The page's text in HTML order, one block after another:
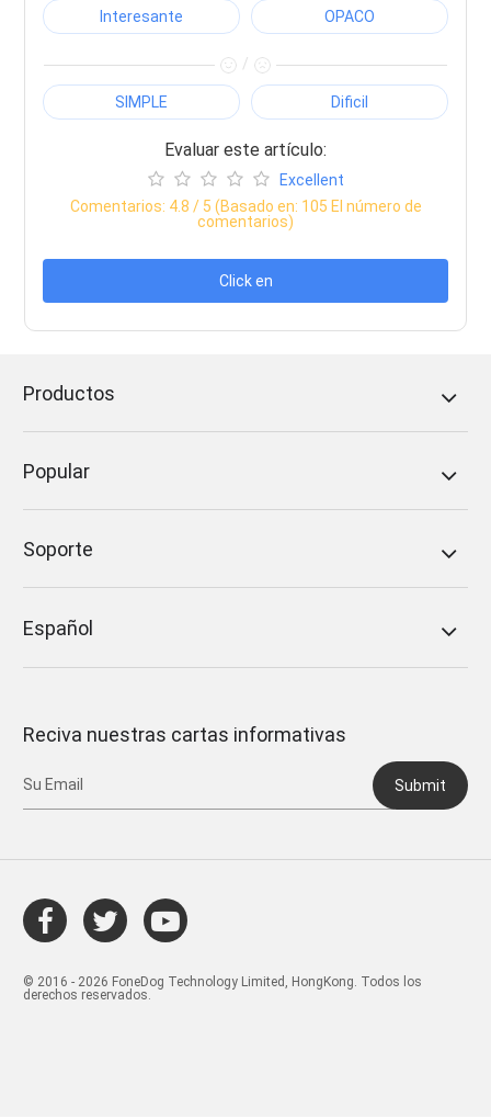
Interesante OPACO
/
SIMPLE Dificil
Evaluar este artículo:
Excellent
Comentarios: 4.8 / 5 (Basado en: 105 El número de
comentarios)
Click en
Productos
Popular
Soporte
Español
Reciva nuestras cartas informativas
Submit
© 2016 - 2026 FoneDog Technology Limited, HongKong. Todos los
derechos reservados.